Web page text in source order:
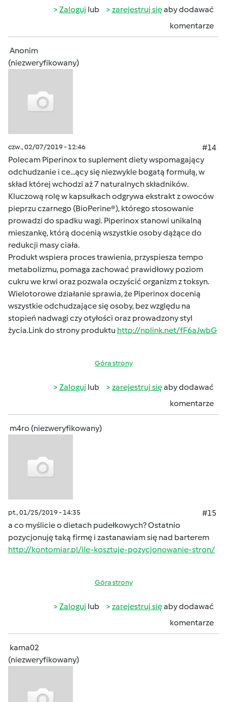
Zaloguj lub zarejestruj sięaby dodawać
komentarze
Anonim
(niezweryfikowany)
czw., 02/07/2019 - 12:46
#14
Polecam Piperinox to suplement diety wspomagający
odchudzanie i ce...ący się niezwykle bogatą formułą, w
skład której wchodzi aż 7 naturalnych składników.
Kluczową rolę w kapsułkach odgrywa ekstrakt z owoców
pieprzu czarnego (BioPerine®), którego stosowanie
prowadzi do spadku wagi. Piperinox stanowi unikalną
mieszankę, którą docenią wszystkie osoby dążące do
redukcji masy ciała.
Produkt wspiera proces trawienia, przyspiesza tempo
metabolizmu, pomaga zachować prawidłowy poziom
cukru we krwi oraz pozwala oczyścić organizm z toksyn.
Wielotorowe działanie sprawia, że Piperinox docenią
wszystkie odchudzające się osoby, bez względu na
stopień nadwagi czy otyłości oraz prowadzony styl
życia.Link do strony produktu http://nplink.net/fF6aJwbG
Góra strony
Zaloguj lub zarejestruj sięaby dodawać
komentarze
m4ro (niezweryfikowany)
pt., 01/25/2019 - 14:35
#15
a co myślicie o dietach pudełkowych? Ostatnio
pozycjonuję taką firmę i zastanawiam się nad barterem
http://kontomiar.pl/ile-kosztuje-pozycjonowanie-stron/
Góra strony
Zaloguj lub zarejestruj sięaby dodawać
komentarze
kama02
(niezweryfikowany)